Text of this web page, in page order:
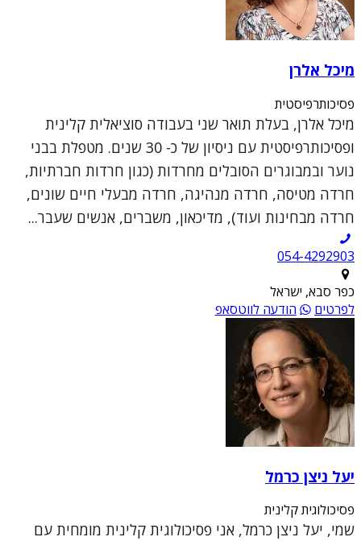
מיכל אלרן
פסיכותרפיסטית
מיכל אלרן, בעלת תואר שני בעבודה סוציאלית קלינית
ופסיכותרפיסטית עם ניסיון של כ- 30 שנים. מטפלת בבני
נוער ובמבוגרים הסובלים מחרדות (כגון חרדות חברתיות,
חרדה מטיסה, חרדה מנהיגה, חרדה מבעלי חיים שונים,
חרדה מבחינות ועוד), מדיכאון, משברים, אנשים שעבר...
054-4292903
כפר סבא, ישראל
לפרטים
הודעה לווטסאפ
יעל ניצן כרמל
פסיכולוגית קלינית
שמי, יעל ניצן כרמל, אני פסיכולוגית קלינית מומחית עם